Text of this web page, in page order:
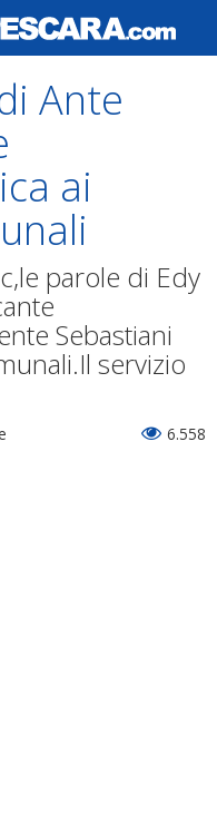
Ante
ai
parole di Edy
Sebastiani
servizio
6.558